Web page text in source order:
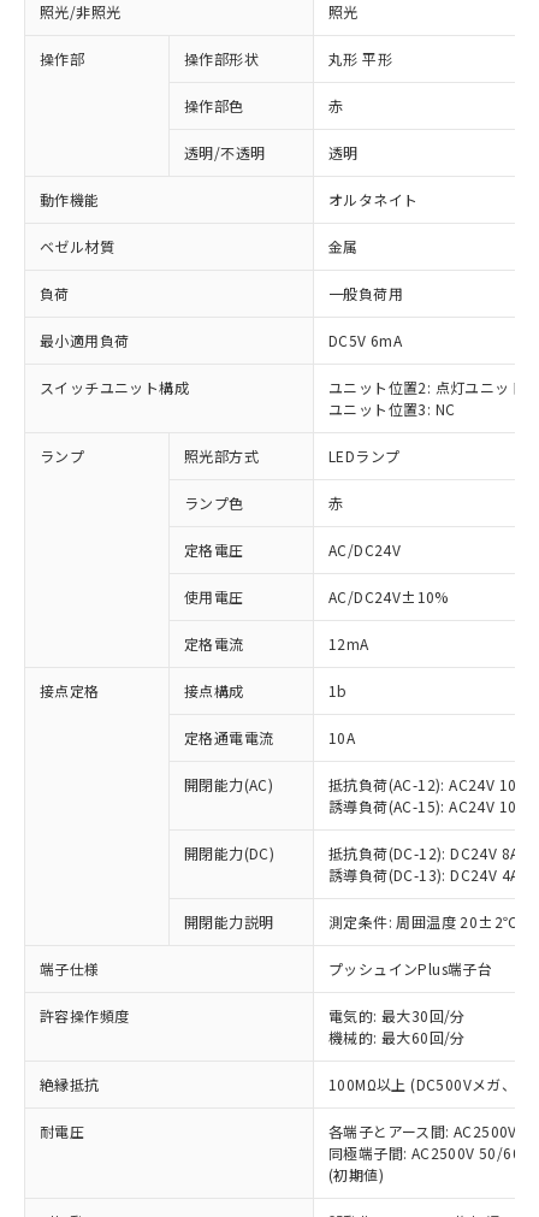
照光/非照光 照光
操作部 操作部形状 丸形 平形
操作部色 赤
透明/不透明 透明
動作機能 オルタネイト
ベゼル材質 金属
負荷 一般負荷用
最小適用負荷 DC5V 6mA
スイッチユニット構成
ユニット位置2: 点灯ユニット
ユニット位置3: NC
ランプ 照光部方式 LEDランプ
ランプ色 赤
定格電圧 AC/DC24V
使用電圧 AC/DC24V±10%
定格電流 12mA
接点定格 接点構成 1b
定格通電電流 10A
開閉能力(AC)
抵抗負荷(AC-12): AC24V 10A/
誘導負荷(AC-15): AC24V
開閉能力(DC)
抵抗負荷(DC-12): DC24V 8A/
誘導負荷(DC-13): DC24V 4A/
開閉能力説明 測定条件: 周囲温度 20±2℃、
端子仕様 プッシュインPlus端子台
許容操作頻度
電気的: 最大30回/分
機械的: 最大60回/分
絶縁抵抗 100MΩ以上 (DC500Vメガ、点
耐電圧
各端子とアース間: AC2500V
同極端子間: AC2500V 50/
(初期値)
ご利用条件
以下の条件をお読みいただき、同意のうえ
ご利用ください。
本サービスは、当社制御機器事業取扱
商品の当社在庫状況および標準価格
(税抜)を提供させていただくもので
当社制御機器事業取扱商品の中には、
本サービスの対象外となる商品もある
ことをご了承ください。
在庫状況および標準価格照会結果は、
記載している更新日時点での社内デー
タに基づき作成されるものであり、閲
覧された時点での実際の在庫および標
準価格とは異なる場合があることをご
※1 対応状況
対応済み：EU RoHS指令（10物質）の
非含有に対応した製品が提供可能な商品で
対応予定：EU RoHS指令（10物質）の非含
有に対応した製品に切り替える予定のある
対応予定なし：EU RoHS指令（10物質）の
非含有に非対応の商品で、対応品を出す予
定はありません。
調査・確認中：EU RoHS指令（10物質）の
非含有の対応状況を調査中または確認中の
非該当品：ライセンス料など無形物で、有
害物質有無と関係のない商品です。
仕入先様の事情により、非含有部品として
いたものが、含有品と判明した場合などや
むを得ず変更することがあります。
鉛(Pb) 1000ppm以下、 水銀(Hg) 1000ppm以下、 カド
六価クロム(Cr(Ⅵ)) 1000ppm以下、ポリ臭化ビフェニル
類(PBB) 1000ppm以下、ポリ臭化ジフェニルエーテル類
(PBDE) 1000ppm以下、フタル酸ビス(2-エチルヘキシ
※1 中国RoHS○×表
「○」：最大均質材料含有率が中国RoHSの
基準値以下であることを示します。
「×」：最大均質材料含有率が中国RoHSの
基準値を超えていることを示します。
「－」：未確認です。当社販売部門へお問
い合わせください。
*中国RoHS10物質の基準値 (GB/T26572)：
Pb(鉛) :1000ppm、 Hg(水銀) : 1000ppm、 Cd(カドミウ
Cr(Ⅵ)(六価クロム) : 1000ppm、 PBBs(ポリ臭化ビフェ
当社は、これら貴社製品のうち、外国
為替および外国貿易法に定める商品
（以下｢規制貨物等」という）を輸出
国政府の輸出許可(または役務取引許
可)を取得するなどの必要な手続きを